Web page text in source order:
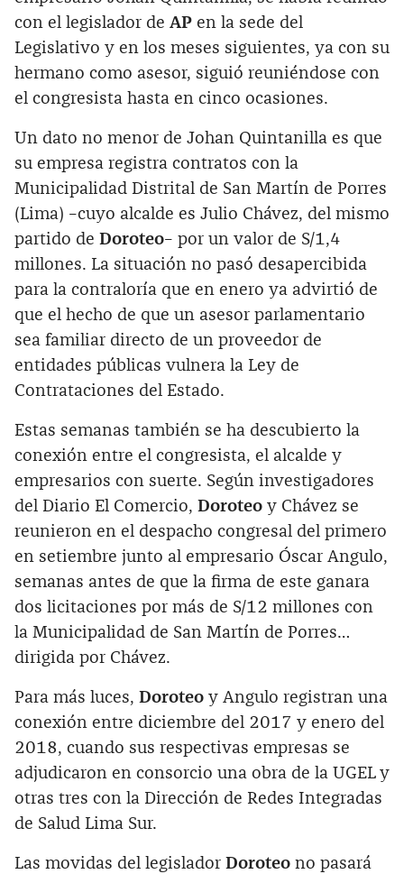
con el legislador de AP en la sede del
Legislativo y en los meses siguientes, ya con su
hermano como asesor, siguió reuniéndose con
el congresista hasta en cinco ocasiones.
Un dato no menor de Johan Quintanilla es que
su empresa registra contratos con la
Municipalidad Distrital de San Martín de Porres
(Lima) –cuyo alcalde es Julio Chávez, del mismo
partido de Doroteo– por un valor de S/1,4
millones. La situación no pasó desapercibida
para la contraloría que en enero ya advirtió de
que el hecho de que un asesor parlamentario
sea familiar directo de un proveedor de
entidades públicas vulnera la Ley de
Contrataciones del Estado.
Estas semanas también se ha descubierto la
conexión entre el congresista, el alcalde y
empresarios con suerte. Según investigadores
del Diario El Comercio, Doroteo y Chávez se
reunieron en el despacho congresal del primero
en setiembre junto al empresario Óscar Angulo,
semanas antes de que la firma de este ganara
dos licitaciones por más de S/12 millones con
la Municipalidad de San Martín de Porres…
dirigida por Chávez.
Para más luces, Doroteo y Angulo registran una
conexión entre diciembre del 2017 y enero del
2018, cuando sus respectivas empresas se
adjudicaron en consorcio una obra de la UGEL y
otras tres con la Dirección de Redes Integradas
de Salud Lima Sur.
Las movidas del legislador Doroteo no pasará